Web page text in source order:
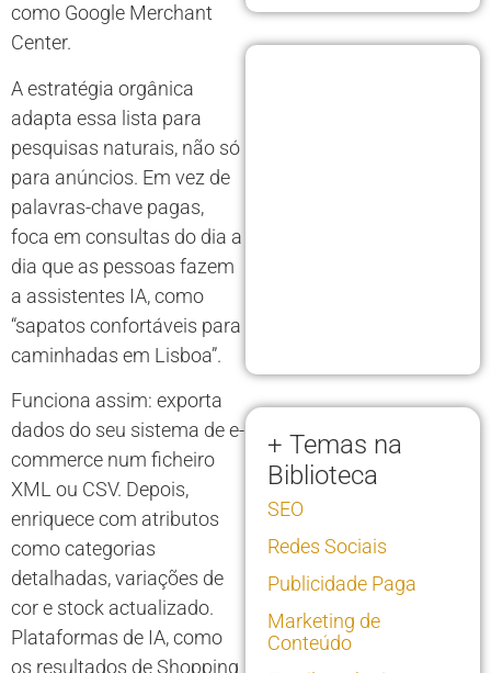
como Google Merchant
Center.
A estratégia orgânica
adapta essa lista para
pesquisas naturais, não só
para anúncios. Em vez de
palavras-chave pagas,
foca em consultas do dia a
dia que as pessoas fazem
a assistentes IA, como
“sapatos confortáveis para
caminhadas em Lisboa”.
Funciona assim: exporta
dados do seu sistema de e-
commerce num ficheiro
XML ou CSV. Depois,
enriquece com atributos
como categorias
detalhadas, variações de
cor e stock actualizado.
Plataformas de IA, como
os resultados de Shopping
+ Temas na
Biblioteca
SEO
Redes Sociais
Publicidade Paga
Marketing de
Conteúdo